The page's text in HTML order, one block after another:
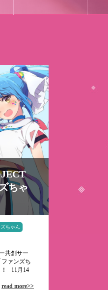
ちゃ
ちゃん
共創サー
ファンズち
！ 11月14
read more>>